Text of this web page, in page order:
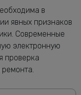
в
явных признаков
Современные
электронную
проверка